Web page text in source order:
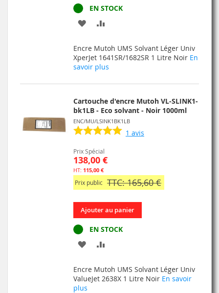
EN STOCK
AJOUTER
MA
LISTE
COMPARATEUR
Encre Mutoh UMS Solvant Léger Univ
XperJet 1641SR/1682SR 1 Litre Noir En
savoir plus
Cartouche d'encre Mutoh VL-SLINK1-
bk1LB - Eco solvant - Noir 1000ml
ENC/MU/LSINK1BK1LB
1 avis
Prix Spécial
138,00 €
115,00 €
Prix public TTC: 165,60 €
Ajouter au panier
EN STOCK
AJOUTER
MA
COMPARATEUR
Encre Mutoh UMS Solvant Léger Univ
ValueJet 2638X 1 Litre Noir En savoir
plus